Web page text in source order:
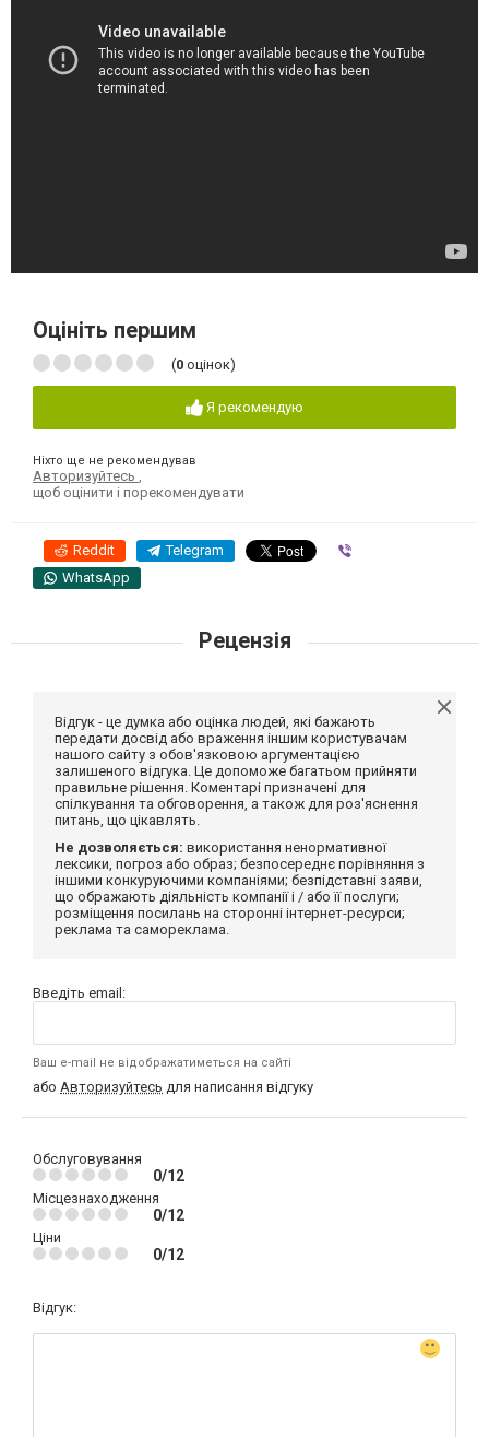
Оцініть першим
(0 оцінок)
Я рекомендую
Ніхто ще не рекомендував
Авторизуйтесь ,
щоб оцінити і порекомендувати
Reddit Telegram
WhatsApp
Рецензія
Відгук - це думка або оцінка людей, які бажають
передати досвід або враження іншим користувачам
нашого сайту з обов'язковою аргументацією
залишеного відгука. Це допоможе багатьом прийняти
правильне рішення. Коментарі призначені для
спілкування та обговорення, а також для роз'яснення
питань, що цікавлять.
Не дозволяється: використання ненормативної
лексики, погроз або образ; безпосереднє порівняння з
іншими конкуруючими компаніями; безпідставні заяви,
що ображають діяльність компанії і / або її послуги;
розміщення посилань на сторонні інтернет-ресурси;
реклама та самореклама.
Введіть email:
Ваш e-mail не відображатиметься на сайті
або Авторизуйтесь для написання відгуку
Обслуговування
0/12
Місцезнаходження
0/12
Ціни
0/12
Відгук: